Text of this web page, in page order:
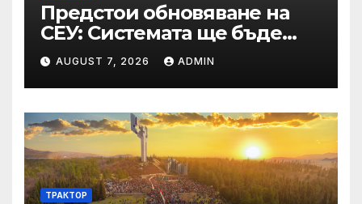
Предстои обновяване на
СЕУ: Системата ще бъде
временно недостъпна на 10
и 11 август 2026 г.
AUGUST 7, 2026 ADMIN
ТРАКТОР